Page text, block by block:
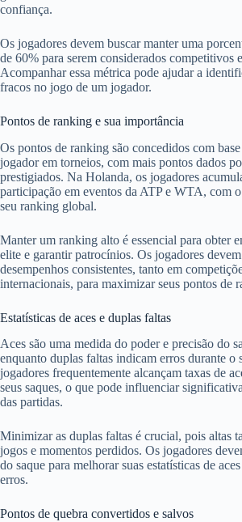
confiança.
Os jogadores devem buscar manter uma
de 60% para serem considerados competitivos
Acompanhar essa métrica pode ajudar a
fracos no jogo de um jogador.
Pontos de ranking e sua importância
Os pontos de ranking são concedidos com
jogador em torneios, com mais pontos dados
prestigiados. Na Holanda, os jogadores
participação em eventos da ATP e WTA, com
seu ranking global.
Manter um ranking alto é essencial para obter
elite e garantir patrocínios. Os jogadores
desempenhos consistentes, tanto em
internacionais, para maximizar seus pontos de
Estatísticas de aces e duplas faltas
Aces são uma medida do poder e precisão do
enquanto duplas faltas indicam erros durante o
jogadores frequentemente alcançam taxas de
seus saques, o que pode influenciar
das partidas.
Minimizar as duplas faltas é crucial, pois altas
jogos e momentos perdidos. Os jogadores
do saque para melhorar suas estatísticas de
erros.
Pontos de quebra convertidos e salvos